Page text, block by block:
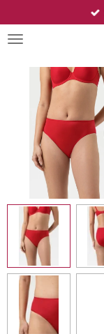
direct
naar
hoofdinhoud